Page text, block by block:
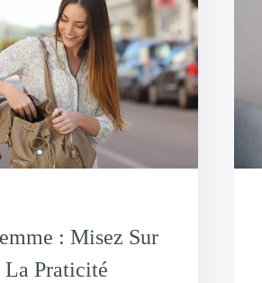
: Misez Sur
La Praticité